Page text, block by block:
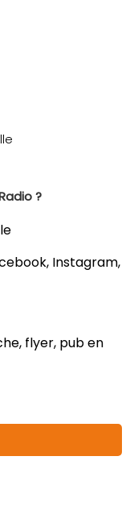
?
Instagram,
flyer, pub en